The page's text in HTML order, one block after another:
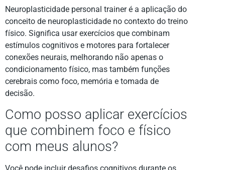
Neuroplasticidade personal trainer é a aplicação do
conceito de neuroplasticidade no contexto do treino
físico. Significa usar exercícios que combinam
estímulos cognitivos e motores para fortalecer
conexões neurais, melhorando não apenas o
condicionamento físico, mas também funções
cerebrais como foco, memória e tomada de
decisão.
Como posso aplicar exercícios
que combinem foco e físico
com meus alunos?